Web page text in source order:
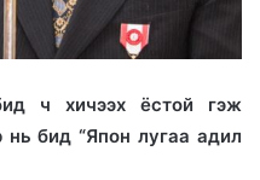
ч хичээх ёстой гэж
бид “Япон лугаа адил